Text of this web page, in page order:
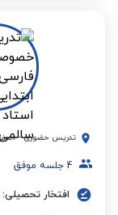
تدریس حضوری -
4 جلسه موفق